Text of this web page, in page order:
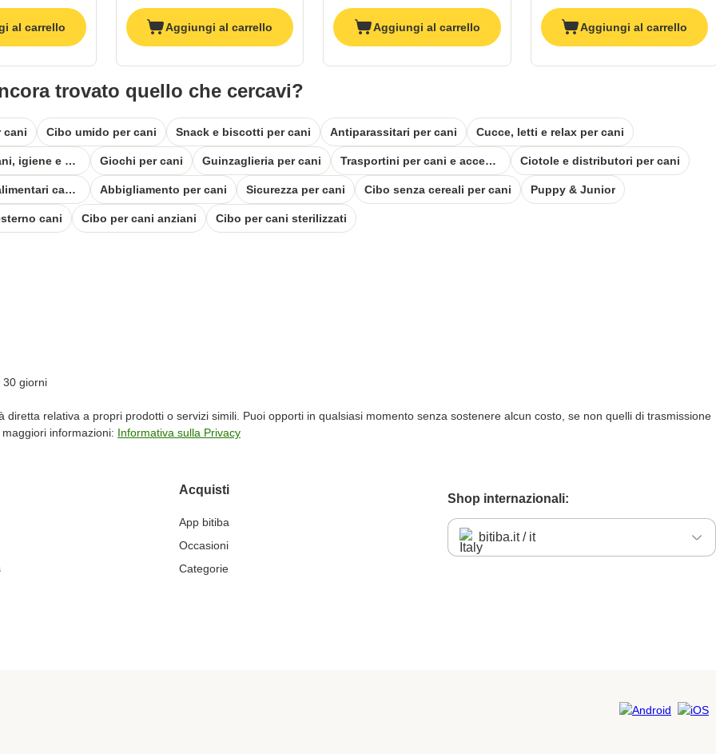
al carrello Aggiungi al carrello Aggiungi al carrello Aggiungi al carrello
trovato quello che cercavi?
cani Cibo umido per cani Snack e biscotti per cani Antiparassitari per cani Cucce, letti e relax per cani
Toelettatura cani, igiene e cura Giochi per cani Guinzaglieria per cani Trasportini per cani e accessori viaggio Ciotole e distributori per cani
Complementi alimentari cani e diete Abbigliamento per cani Sicurezza per cani Cibo senza cereali per cani Puppy & Junior
cani Cibo per cani anziani Cibo per cani sterilizzati
30 giorni
relativa a propri prodotti o servizi simili. Puoi opporti in qualsiasi momento senza sostenere alcun costo, se non quelli di trasmissione
informazioni: Informativa sulla Privacy
Acquisti
App bitiba
Occasioni
Categorie
Shop internazionali:
bitiba.it / it